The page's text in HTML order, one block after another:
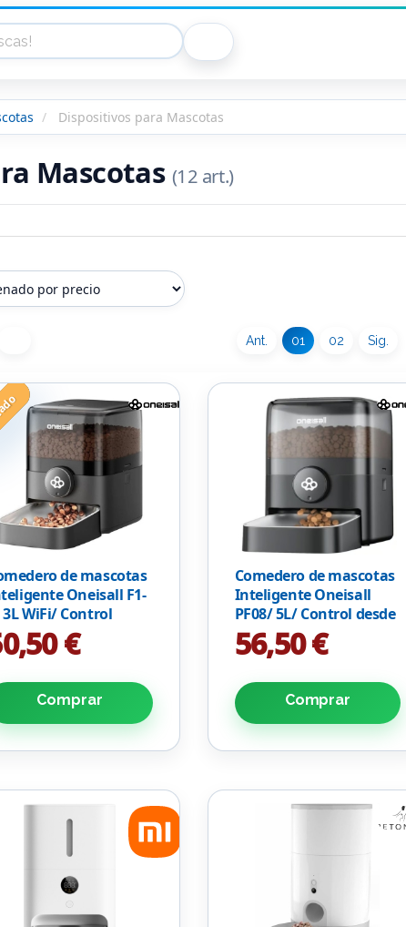
Dispositivos para Mascotas
Mascotas (12 art.)
Ant. 01 02 Sig.
de mascotas
Oneisall F1-
3L WiFi/ Control
APP €
Comprar
Comedero de mascotas
Inteligente Oneisall
PF08/ 5L/ Control desde
APP
56,50 €
Comprar